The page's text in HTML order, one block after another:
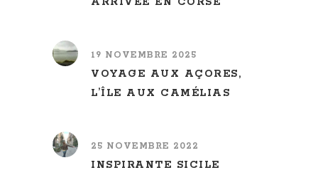
19 NOVEMBRE 2025
VOYAGE AUX AÇORES,
L’ÎLE AUX CAMÉLIAS
25 NOVEMBRE 2022
INSPIRANTE SICILE